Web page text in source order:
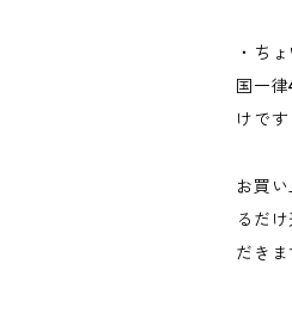
・ち
国一
けです
お買
るだ
だきま